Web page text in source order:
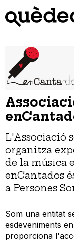
contingut
L'Associació
organitza
de la música
enCantados
a Persones
Som una entitat
esdeveniments
proporciona